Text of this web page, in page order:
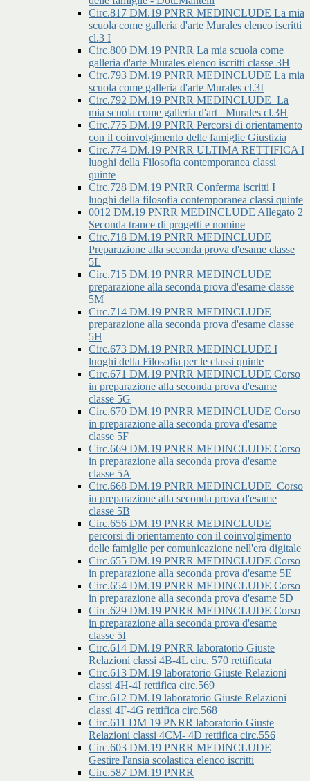
Circ.817 DM.19 PNRR MEDINCLUDE La mia
scuola come galleria d'arte Murales elenco iscritti
cl.3 I
Circ.800 DM.19 PNRR La mia scuola come
galleria d'arte Murales elenco iscritti classe 3H
Circ.793 DM.19 PNRR MEDINCLUDE La mia
scuola come galleria d'arte Murales cl.3I
Circ.792 DM.19 PNRR MEDINCLUDE_La
mia scuola come galleria d'art _Murales cl.3H
Circ.775 DM.19 PNRR Percorsi di orientamento
con il coinvolgimento delle famiglie Giustizia
Circ.774 DM.19 PNRR ULTIMA RETTIFICA I
luoghi della Filosofia contemporanea classi
quinte
Circ.728 DM.19 PNRR Conferma iscritti I
luoghi della filosofia contemporanea classi quinte
0012 DM.19 PNRR MEDINCLUDE Allegato 2
Seconda trance di progetti e nomine
Circ.718 DM.19 PNRR MEDINCLUDE
Preparazione alla seconda prova d'esame classe
5L
Circ.715 DM.19 PNRR MEDINCLUDE
preparazione alla seconda prova d'esame classe
5M
Circ.714 DM.19 PNRR MEDINCLUDE
preparazione alla seconda prova d'esame classe
5H
Circ.673 DM.19 PNRR MEDINCLUDE I
luoghi della Filosofia per le classi quinte
Circ.671 DM.19 PNRR MEDINCLUDE Corso
in preparazione alla seconda prova d'esame
classe 5G
Circ.670 DM.19 PNRR MEDINCLUDE Corso
in preparazione alla seconda prova d'esame
classe 5F
Circ.669 DM.19 PNRR MEDINCLUDE Corso
in preparazione alla seconda prova d'esame
classe 5A
Circ.668 DM.19 PNRR MEDINCLUDE_Corso
in preparazione alla seconda prova d'esame
classe 5B
Circ.656 DM.19 PNRR MEDINCLUDE
percorsi di orientamento con il coinvolgimento
delle famiglie per comunicazione nell'era digitale
Circ.655 DM.19 PNRR MEDINCLUDE Corso
in preparazione alla seconda prova d'esame 5E
Circ.654 DM.19 PNRR MEDINCLUDE Corso
in preparazione alla seconda prova d'esame 5D
Circ.629 DM.19 PNRR MEDINCLUDE Corso
in preparazione alla seconda prova d'esame
classe 5I
Circ.614 DM.19 PNRR laboratorio Giuste
Relazioni classi 4B-4L circ. 570 rettificata
Circ.613 DM.19 laboratorio Giuste Relazioni
classi 4H-4I rettifica circ.569
Circ.612 DM.19 laboratorio Giuste Relazioni
classi 4F-4G rettifica circ.568
Circ.611 DM 19 PNRR laboratorio Giuste
Relazioni classi 4CM- 4D rettifica circ.556
Circ.603 DM.19 PNRR MEDINCLUDE
Gestire l'ansia scolastica elenco iscritti
Circ.587 DM.19 PNRR